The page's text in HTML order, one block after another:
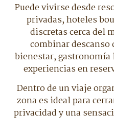
Puede vivirse desde
privadas, hoteles
discretas cerca del
combinar descanso
bienestar, gastronomía
experiencias en
Dentro de un viaje
zona es ideal para
privacidad y una